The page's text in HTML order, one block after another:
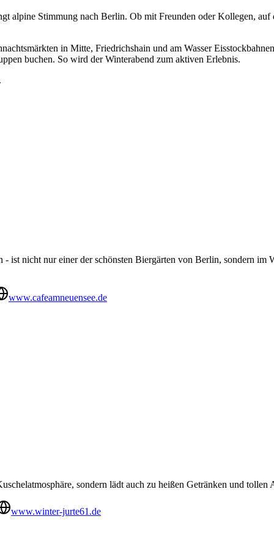
alpine Stimmung nach Berlin. Ob mit Freunden oder Kollegen,
in Mitte, Friedrichshain und am Wasser
buchen. So wird der Winterabend zum aktiven Erlebnis.
ist nicht nur einer der schönsten Biergärten von Berlin, sondern im
www.cafeamneuensee.de
sondern lädt auch zu heißen Getränken und tollen
www.winter-jurte61.de